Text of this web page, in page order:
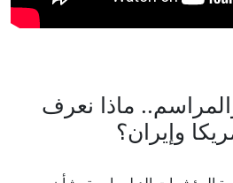
ماذا نعرف
وإيران؟